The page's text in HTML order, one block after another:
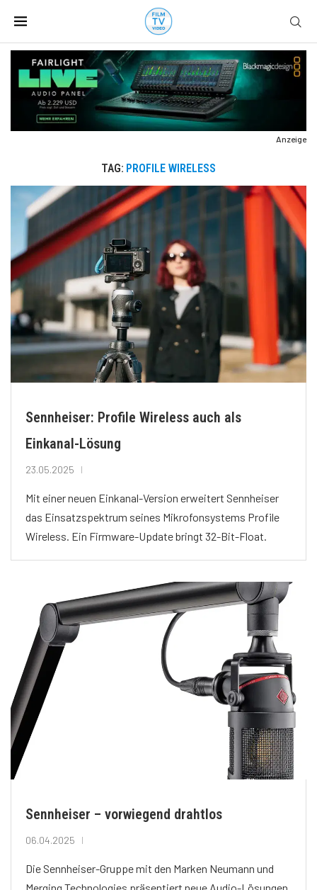
Anzeige
TAG: PROFILE WIRELESS
Sennheiser: Profile Wireless auch als
Einkanal-Lösung
23.05.2025
Mit einer neuen Einkanal-Version erweitert Sennheiser
das Einsatzspektrum seines Mikrofonsystems Profile
Wireless. Ein Firmware-Update bringt 32-Bit-Float.
Sennheiser – vorwiegend drahtlos
06.04.2025
Die Sennheiser-Gruppe mit den Marken Neumann und